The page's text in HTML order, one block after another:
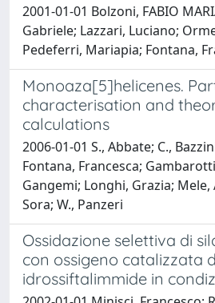
2001-01-01 Bolzoni, FABIO
Gabriele; Lazzari, Luciano;
Pedeferri, Mariapia; Fontana,
Monoaza[5]helicenes.
characterisation and
calculations
2006-01-01 S., Abbate; C.,
Fontana, Francesca;
Gangemi; Longhi, Grazia; Mele,
Sora; W., Panzeri
Ossidazione selettiva di
con ossigeno catalizzata
idrossiftalimmide in